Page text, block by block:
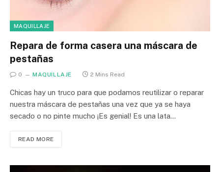
MAQUILLAJE
Repara de forma casera una máscara de
pestañas
0 MAQUILLAJE 2 Mins Read
Chicas hay un truco para que podamos reutilizar o reparar
nuestra máscara de pestañas una vez que ya se haya
secado o no pinte mucho ¡Es genial! Es una lata…
READ MORE